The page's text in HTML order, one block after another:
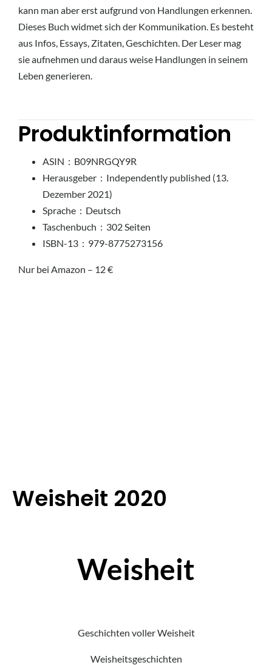
kann man aber erst aufgrund von Handlungen erkennen.
Dieses Buch widmet sich der Kommunikation. Es besteht
aus Infos, Essays, Zitaten, Geschichten. Der Leser mag
sie aufnehmen und daraus weise Handlungen in seinem
Leben generieren.
Produktinformation
ASIN ‏ : ‎ B09NRGQY9R
Herausgeber ‏ : ‎ Independently published (13.
Dezember 2021)
Sprache ‏ : ‎ Deutsch
Taschenbuch ‏ : ‎ 302 Seiten
ISBN-13 ‏ : ‎ 979-8775273156
Nur bei Amazon – 12 €
Weisheit 2020
Weisheit
Geschichten voller Weisheit
Weisheitsgeschichten